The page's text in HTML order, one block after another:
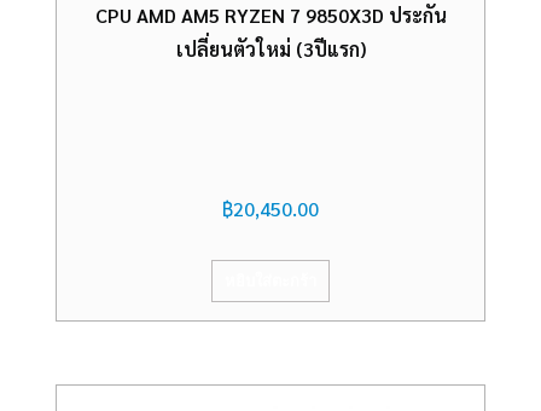
CPU AMD AM5 RYZEN 7 9850X3D ประกัน
เปลี่ยนตัวใหม่ (3ปีแรก)
฿20,450.00